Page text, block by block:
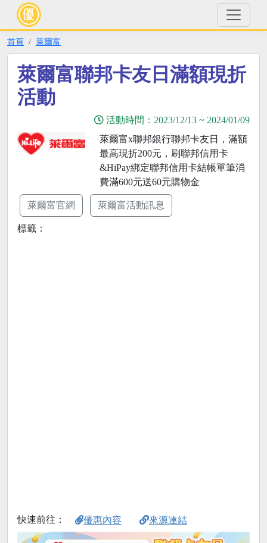
首頁 萊爾富
萊爾富聯邦卡友日滿額現折
活動
活動時間： 2023/12/13 ~ 2024/01/09
萊爾富x聯邦銀行聯邦卡友日，滿額
最高現折200元，刷聯邦信用卡
&HiPay綁定聯邦信用卡結帳單筆消
費滿600元送60元購物金
萊爾富官網 萊爾富活動訊息
標籤：
快速前往： 優惠內容 來源連結